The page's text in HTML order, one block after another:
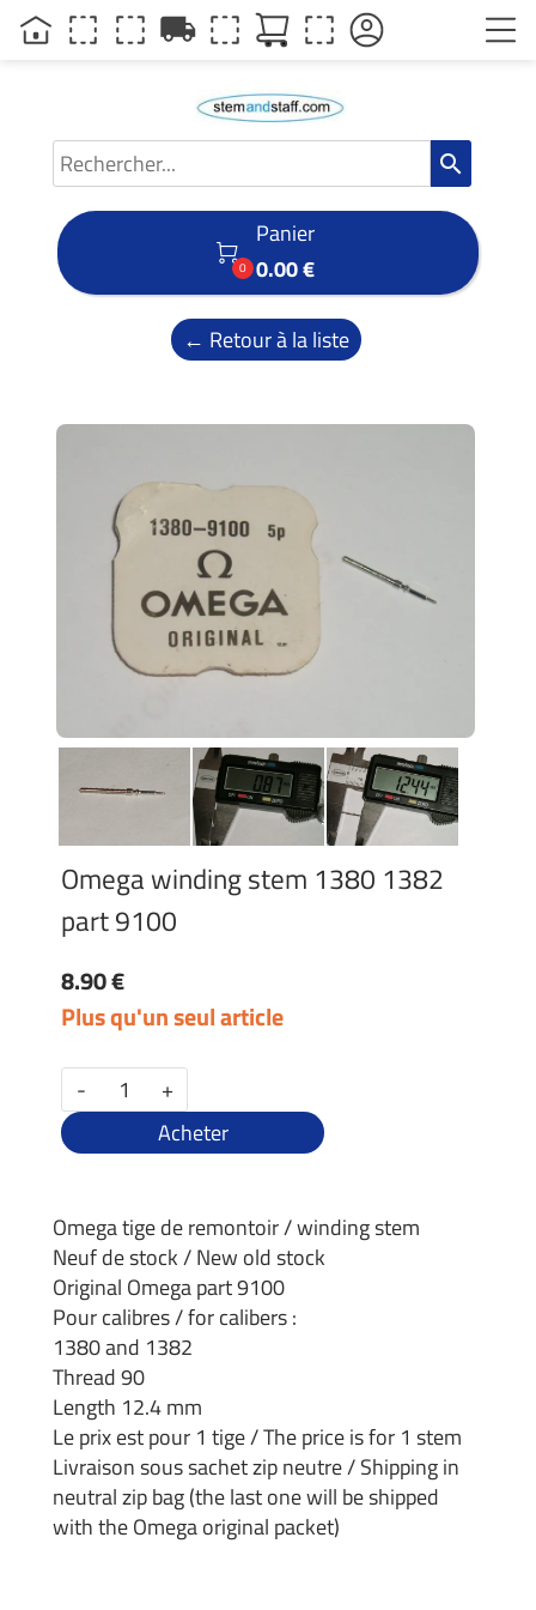
search

0
Panier
0.00 €
← Retour à la liste
Omega winding stem 1380 1382
part 9100
8.90 €
Plus qu'un seul article
-
+
Acheter
Omega tige de remontoir / winding stem
Neuf de stock / New old stock
Original Omega part 9100
Pour calibres / for calibers :
1380 and 1382
Thread 90
Length 12.4 mm
Le prix est pour 1 tige / The price is for 1 stem
Livraison sous sachet zip neutre / Shipping in
neutral zip bag (the last one will be shipped
with the Omega original packet)
local_shipping